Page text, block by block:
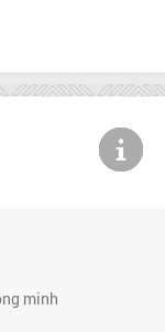
minh